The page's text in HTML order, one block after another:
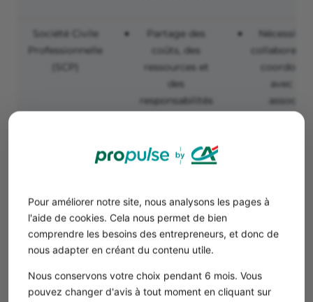
Pour améliorer notre site, nous analysons les pages à
l'aide de cookies. Cela nous permet de bien
comprendre les besoins des entrepreneurs, et donc de
nous adapter en créant du contenu utile.
Nous conservons votre choix pendant 6 mois. Vous
pouvez changer d'avis à tout moment en cliquant sur
Société Civile
Professionnelle
Partage des
coûts, des
ressources et
des
responsabilités
des associés
Nécessité
collaborer
avec les
associés
Structure
d'exercice
libéral
des associés
limitée
Souplesse du
fonctionnement
Statut social
protecteur du
président